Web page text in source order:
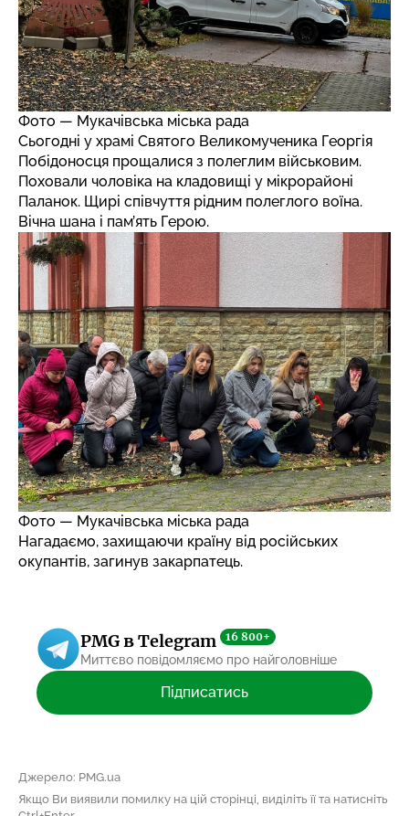
Фото — Мукачівська міська рада
Сьогодні у храмі Святого Великомученика Георгія
Побідоносця прощалися з полеглим військовим.
Поховали чоловіка на кладовищі у мікрорайоні
Паланок. Щирі співчуття рідним полеглого воїна.
Вічна шана і пам’ять Герою.
Фото — Мукачівська міська рада
Нагадаємо, захищаючи країну від російських
окупантів, загинув закарпатець.
PMG в Telegram 16 800+
Миттєво повідомляємо про найголовніше
Підписатись
Джерело: PMG.ua
Якщо Ви виявили помилку на цій сторінці, виділіть її та натисніть